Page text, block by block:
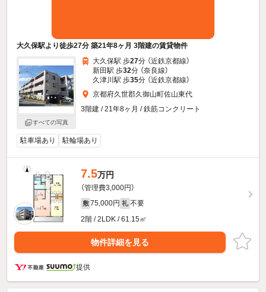
大久保駅より徒歩27分 築21年8ヶ月 3階建の賃貸物件
すべての写真
大久保駅 歩27分 （近鉄京都線）
新田駅 歩32分 （奈良線）
久津川駅 歩35分 （近鉄京都線）
京都府久世郡久御山町佐山東代
3階建 / 21年8ヶ月 / 鉄筋コンクリート
駐車場あり 駐輪場あり
7.5万円
（管理費3,000円）
敷 75,000円 礼 不要
2階 / 2LDK / 61.15㎡
物件詳細を見る
提供